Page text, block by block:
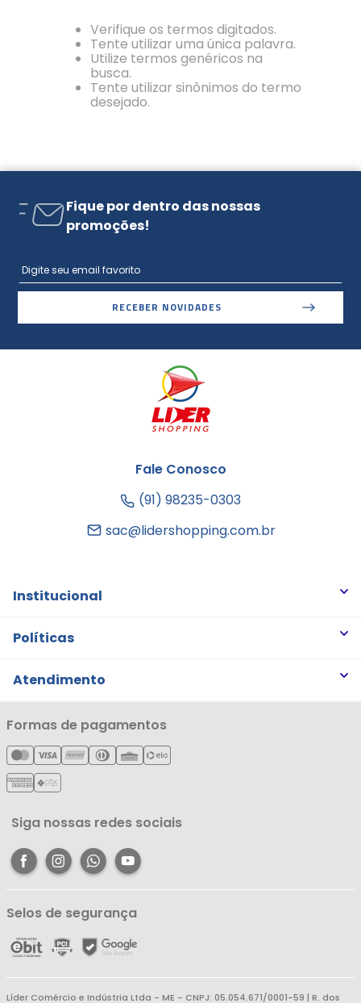
Verifique os termos digitados.
Tente utilizar uma única palavra.
Utilize termos genéricos na
busca.
Tente utilizar sinônimos do termo
desejado.
Fique por dentro das nossas
promoções!
RECEBER NOVIDADES
Fale Conosco
(91) 98235-0303
sac@lidershopping.com.br
Institucional
Quem somos
Notícias
Cartão Líderzan
Políticas
Trocas e Devoluções
Política de Privacidade
Política de Entrega
Política de Reembolso
Atendimento
Minha Conta
Meus Pedidos
Meus Favoritos
Central de Atendimento
Formas de pagamentos
Siga nossas redes sociais
Selos de segurança
Líder Comércio e Indústria Ltda - ME - CNPJ: 05.054.671/0001-59 | R. dos